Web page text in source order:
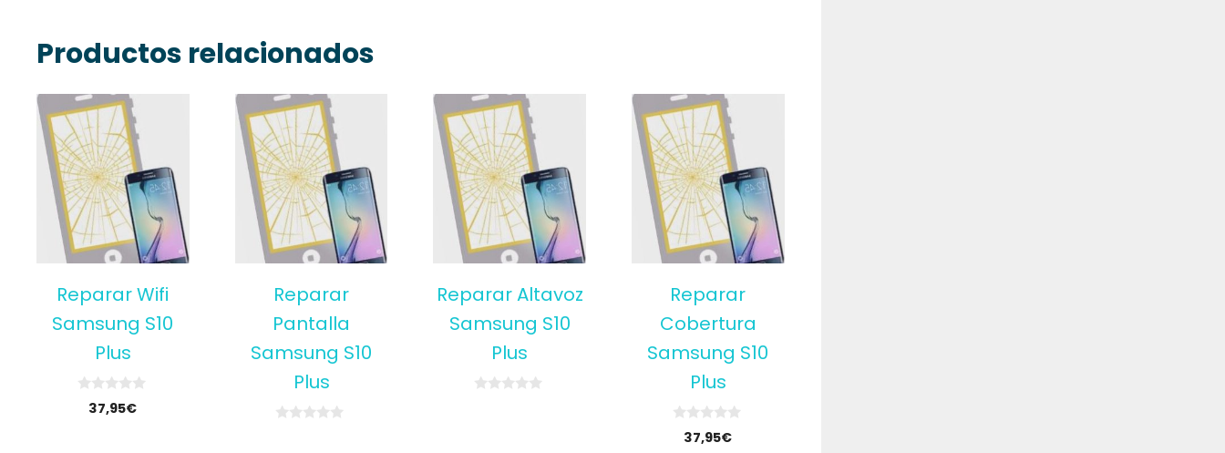
Productos relacionados
Reparar Wifi
Samsung S10
Plus
37,95€
Reparar
Pantalla
Samsung S10
Plus
Reparar Altavoz
Samsung S10
Plus
Reparar
Cobertura
Samsung S10
Plus
37,95€